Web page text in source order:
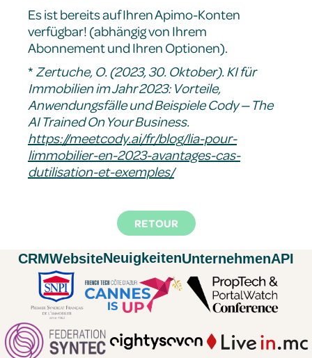
Es ist bereits auf Ihren Apimo-Konten
verfügbar! (abhängig von Ihrem
Abonnement und Ihren Optionen).
* Zertuche, O. (2023, 30. Oktober). KI für
Immobilien im Jahr 2023: Vorteile,
Anwendungsfälle und Beispiele Cody — The
AI Trained On Your Business.
https://meetcody.ai/fr/blog/lia-pour-
limmobilier-en-2023-avantages-cas-
dutilisation-et-exemples/
RETOUR
CRMWebsiteNeuigkeitenUnternehmenAPI